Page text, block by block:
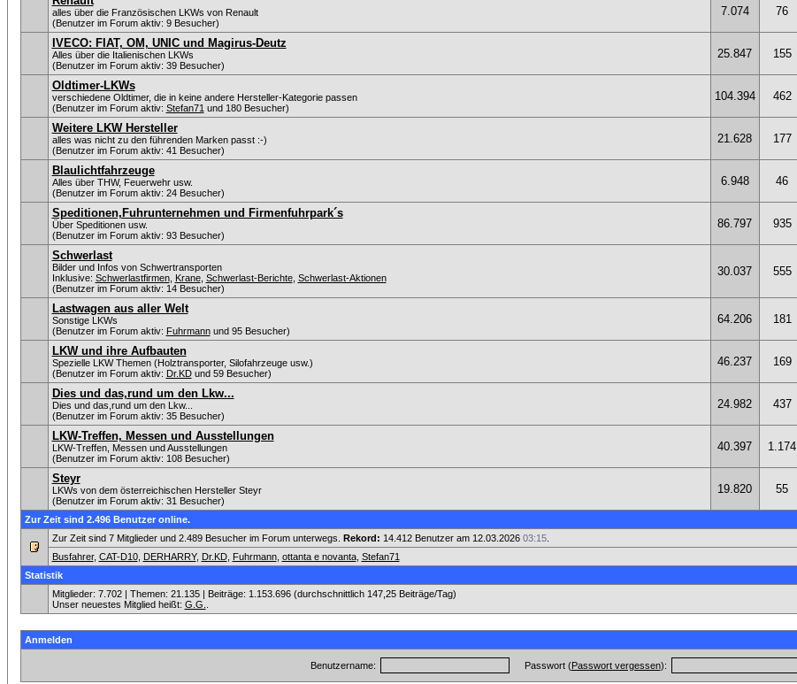
alles über die Französischen LKWs von Renault
(Benutzer im Forum aktiv: 9 Besucher)
7.074 76
IVECO: FIAT, OM, UNIC und Magirus-Deutz
Alles über die Italienischen LKWs
(Benutzer im Forum aktiv: 39 Besucher)
25.847 155
Oldtimer-LKWs
verschiedene Oldtimer, die in keine andere Hersteller-Kategorie passen
(Benutzer im Forum aktiv: Stefan71 und 180 Besucher)
104.394 462
Weitere LKW Hersteller
alles was nicht zu den führenden Marken passt :-)
(Benutzer im Forum aktiv: 41 Besucher)
21.628 177
Blaulichtfahrzeuge
Alles über THW, Feuerwehr usw.
(Benutzer im Forum aktiv: 24 Besucher)
6.948 46
Speditionen,Fuhrunternehmen und Firmenfuhrpark´s
Über Speditionen usw.
(Benutzer im Forum aktiv: 93 Besucher)
86.797 935
Schwerlast
Bilder und Infos von Schwertransporten
Inklusive: Schwerlastfirmen, Krane, Schwerlast-Berichte, Schwerlast-Aktionen
(Benutzer im Forum aktiv: 14 Besucher)
30.037 555
Lastwagen aus aller Welt
Sonstige LKWs
(Benutzer im Forum aktiv: Fuhrmannund 95 Besucher)
64.206 181
LKW und ihre Aufbauten
Spezielle LKW Themen (Holztransporter, Silofahrzeuge usw.)
(Benutzer im Forum aktiv: Dr.KDund 59 Besucher)
46.237 169
Dies und das,rund um den Lkw...
Dies und das,rund um den Lkw...
(Benutzer im Forum aktiv: 35 Besucher)
24.982 437
LKW-Treffen, Messen und Ausstellungen
LKW-Treffen, Messen und Ausstellungen
(Benutzer im Forum aktiv: 108 Besucher)
40.397 1.174
Steyr
LKWs von dem österreichischen Hersteller Steyr
(Benutzer im Forum aktiv: 31 Besucher)
19.820 55
Zur Zeit sind 2.496 Benutzer online.
Zur Zeit sind 7 Mitglieder und 2.489 Besucher im Forum unterwegs. Rekord: 14.412 Benutzer am 12.03.2026 03:15.
Busfahrer, CAT-D10, DERHARRY, Dr.KD, Fuhrmann, ottanta e novanta, Stefan71
Statistik
Mitglieder: 7.702 | Themen: 21.135 | Beiträge: 1.153.696 (durchschnittlich 147,25 Beiträge/Tag)
Unser neuestes Mitglied heißt: G.G.
Anmelden
Benutzername: Passwort (Passwort vergessen):